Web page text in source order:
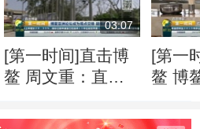
03:07
[第一时间]直击博
鳌 周文重：直面
洲应发出自己的声
[第一
鳌 博
就绪